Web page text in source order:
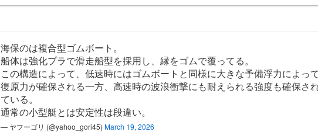
海保のは複合型ゴムボート。
船体は強化プラで滑走船型を採用し、縁をゴムで覆ってる。
この構造によって、低速時にはゴムボートと同様に大きな予備浮力によって
復原力が確保される一方、高速時の波浪衝撃にも耐えられる強度も確保さ
ている。
通常の小型艇とは安定性は段違い。
— ヤフーゴリ (@yahoo_gori45) March 19, 2026